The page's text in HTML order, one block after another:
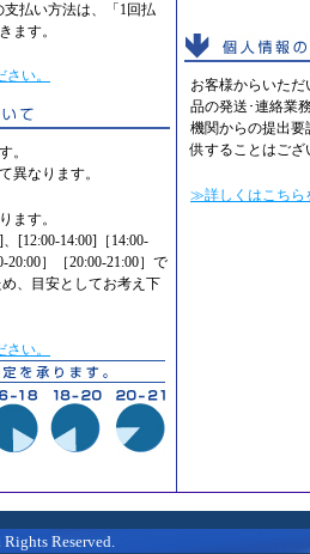
払い方法は、「1回払
ます。
い。
。
異なります。
ます。
[12:00-14:00]［14:00-
20:00］［20:00-21:00］で
、目安としてお考え下
い。
お客様からいた
品の発送･連絡業
機関からの提出
供することはござ
≫詳しくはこちら
Reserved.